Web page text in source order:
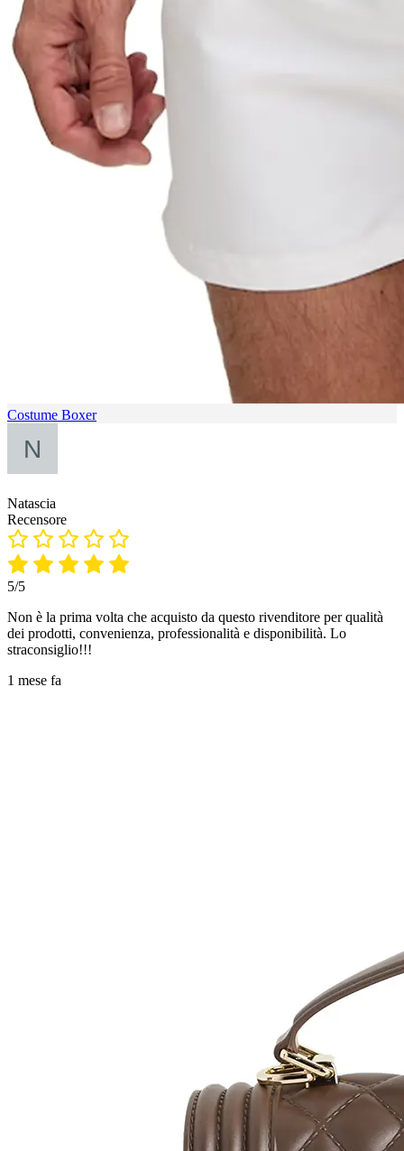
Costume Boxer
Natascia
Recensore
5/5
Non è la prima volta che acquisto da questo rivenditore per qualità
dei prodotti, convenienza, professionalità e disponibilità. Lo
straconsiglio!!!
1 mese fa